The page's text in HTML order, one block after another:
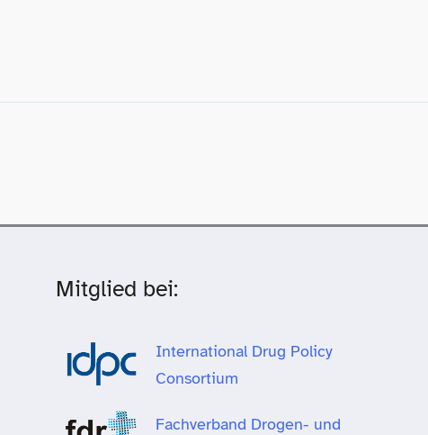
Mitglied bei:
International Drug Policy
Consortium
Fachverband Drogen- und